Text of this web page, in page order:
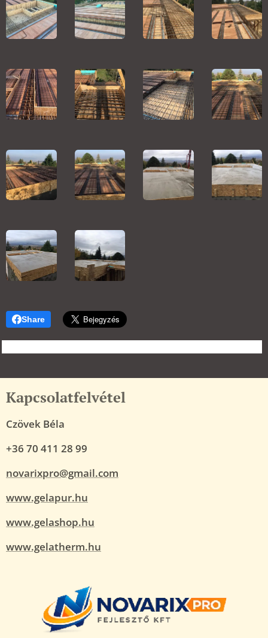
Share
Kapcsolatfelvétel
Czövek Béla
+36 70 411 28 99
novarixpro@gmail.com
www.gelapur.hu
www.gelashop.hu
www.gelatherm.hu